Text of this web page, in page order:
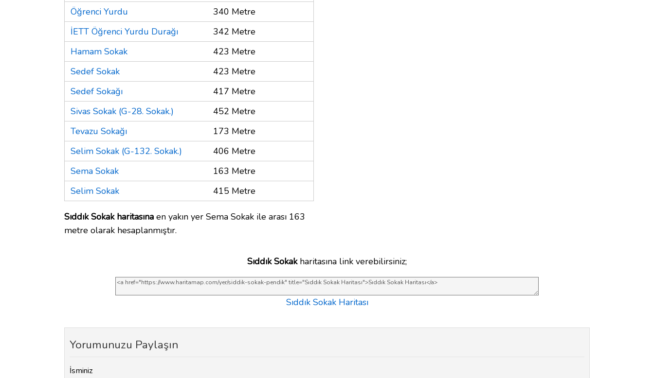
Öğrenci Yurdu
340 Metre
İETT Öğrenci Yurdu Durağı
342 Metre
Hamam Sokak
423 Metre
Sedef Sokak
423 Metre
Sedef Sokağı
417 Metre
Sivas Sokak (G-28. Sokak.)
452 Metre
Tevazu Sokağı
173 Metre
Selim Sokak (G-132. Sokak.)
406 Metre
Sema Sokak
163 Metre
Selim Sokak
415 Metre
Sıddık Sokak haritasına en yakın yer Sema Sokak ile arası 163
metre olarak hesaplanmıştır.
Sıddık Sokakharitasına link verebilirsiniz;
Sıddık Sokak Haritası
Yorumunuzu Paylaşın
İsminiz